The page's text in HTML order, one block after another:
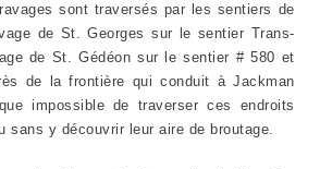
sont traversés par les sentiers de
de St. Georges sur le sentier Trans-
de St. Gédéon sur le sentier # 580 et
de la frontière qui conduit à Jackman
impossible de traverser ces endroits
sans y découvrir leur aire de broutage.